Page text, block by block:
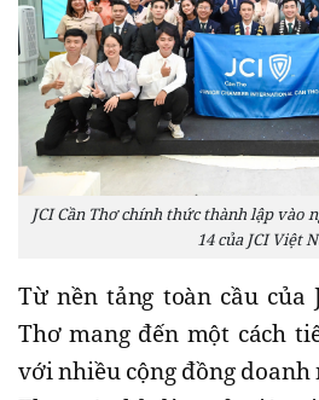
JCI Cần Thơ chính thức thành lập vào
14 của JCI Việt
Từ nền tảng toàn cầu của
Thơ mang đến một cách
với nhiều cộng đồng